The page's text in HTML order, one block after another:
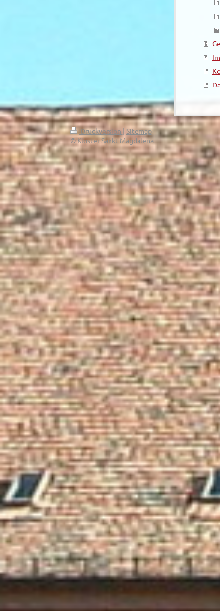
Druckversion | Sitemap
© Kloster Sankt Magdalena